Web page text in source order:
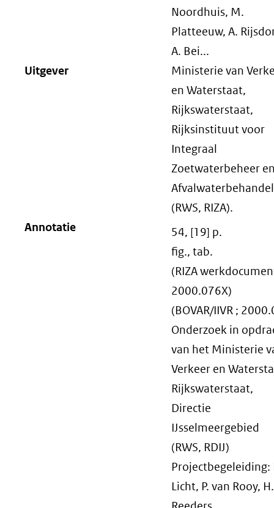
Noordhuis, M.
Platteeuw, A.
A. Bei...
Uitgever
Ministerie van
en Waterstaat,
Rijkswaterstaat,
Rijksinstituut voor
Integraal
Zoetwaterbeheer
(RWS, RIZA).
Annotatie
54, [19] p.
fig., tab.
(RIZA
2000.076X)
(BOVAR/IIVR ;
Onderzoek in
van het Ministerie
Verkeer en
Rijkswaterstaat,
Directie
IJsselmeergebied
(RWS, RDIJ)
Projectbegeleiding:
Licht, P. van Rooy, H.